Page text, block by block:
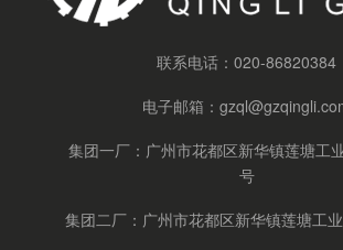
联系电话：020-86820384
电子邮箱：
集团一厂：广州市花都区新华镇莲塘工
号
集团二厂：广州市花都区新华镇莲塘工